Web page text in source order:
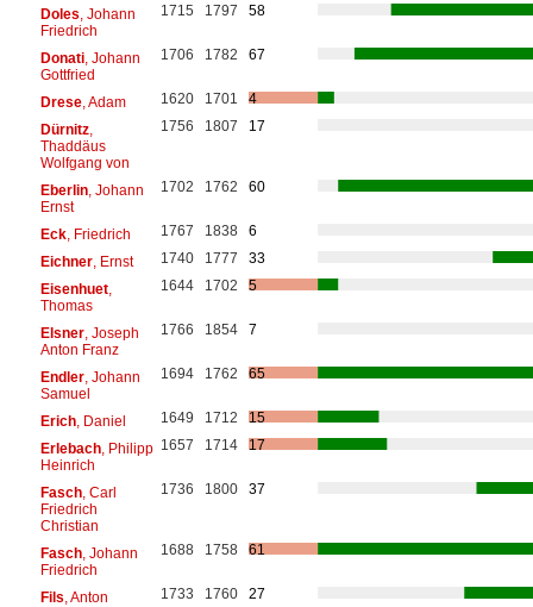
Doles , Johann
Friedrich
1715 1797 58
Donati, Johann
Gottfried
1706 1782 67
Drese, Adam 1620 1701
4
Dürnitz,
Thaddäus
Wolfgang von
1756 1807 17
Eberlin, Johann
Ernst
1702 1762 60
Eck, Friedrich 1767 1838
6
Eichner, Ernst 1740 1777
33
Eisenhuet,
Thomas
1644 1702 5
Elsner, Joseph
Anton Franz
1766 1854 7
Endler, Johann
Samuel
1694 1762 65
Erich, Daniel 1649 1712
15
Erlebach, Philipp
Heinrich
1657 1714 17
Fasch, Carl
Friedrich
Christian
1736 1800 37
Fasch, Johann
Friedrich
1688 1758 61
Fils , Anton 1733 1760
27